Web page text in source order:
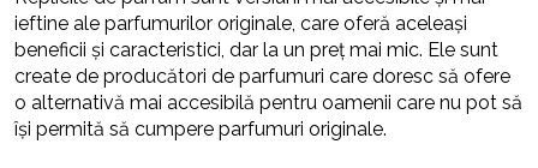
ieftine ale parfumurilor originale, care oferă aceleași
beneficii și caracteristici, dar la un preț mai mic. Ele sunt
create de producători de parfumuri care doresc să ofere
o alternativă mai accesibilă pentru oamenii care nu pot să
își permită să cumpere parfumuri originale.